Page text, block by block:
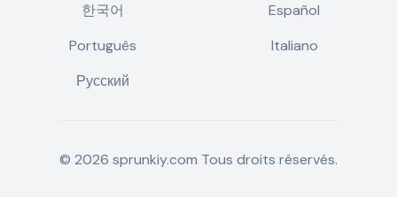
한국어
Español
Português
Italiano
Русский
© 2026 sprunkiy.com Tous droits réservés.